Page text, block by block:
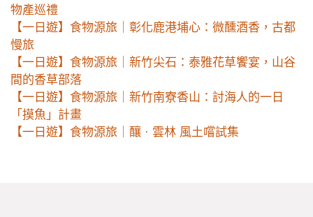
物產巡禮
【一日遊】食物源旅｜彰化鹿港埔心：微醺酒香，古都
慢旅
【一日遊】食物源旅｜新竹尖石：泰雅花草饗宴，山谷
間的香草部落
【一日遊】食物源旅｜新竹南寮香山：討海人的一日
「摸魚」計畫
【一日遊】食物源旅｜釀 · 雲林 風土嚐試集